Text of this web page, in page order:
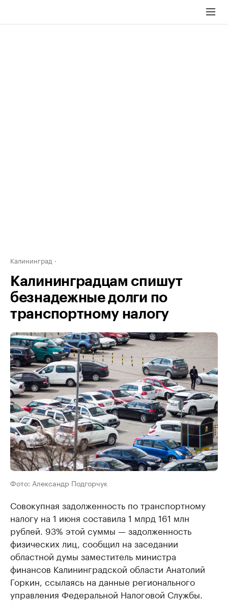
Калининград
Калининградцам спишут
безнадежные долги по
транспортному налогу
Фото: Александр Подгорчук
Совокупная задолженность по транспортному
налогу на 1 июня составила 1 млрд 161 млн
рублей. 93% этой суммы — задолженность
физических лиц, сообщил на заседании
областной думы заместитель министра
финансов Калининградской области Анатолий
Горкин, ссылаясь на данные регионального
управления Федеральной Налоговой Службы.